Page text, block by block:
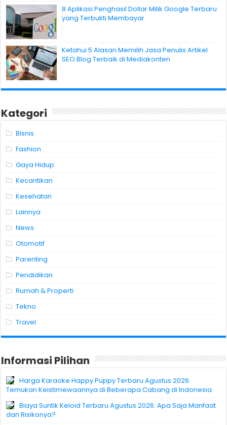
8 Aplikasi Penghasil Dollar Milik Google Terbaru
yang Terbukti Membayar
Ketahui 5 Alasan Memilih Jasa Penulis Artikel
SEO Blog Terbaik di Mediakonten
Kategori
Bisnis
Fashion
Gaya Hidup
Kecantikan
Kesehatan
Lainnya
News
Otomotif
Parenting
Pendidikan
Rumah & Properti
Tekno
Travel
Informasi Pilihan
Harga Karaoke Happy Puppy Terbaru Agustus 2026:
Temukan Keistimewaannya di Beberapa Cabang di Indonesia
Biaya Suntik Keloid Terbaru Agustus 2026: Apa Saja Manfaat
dan Risikonya?